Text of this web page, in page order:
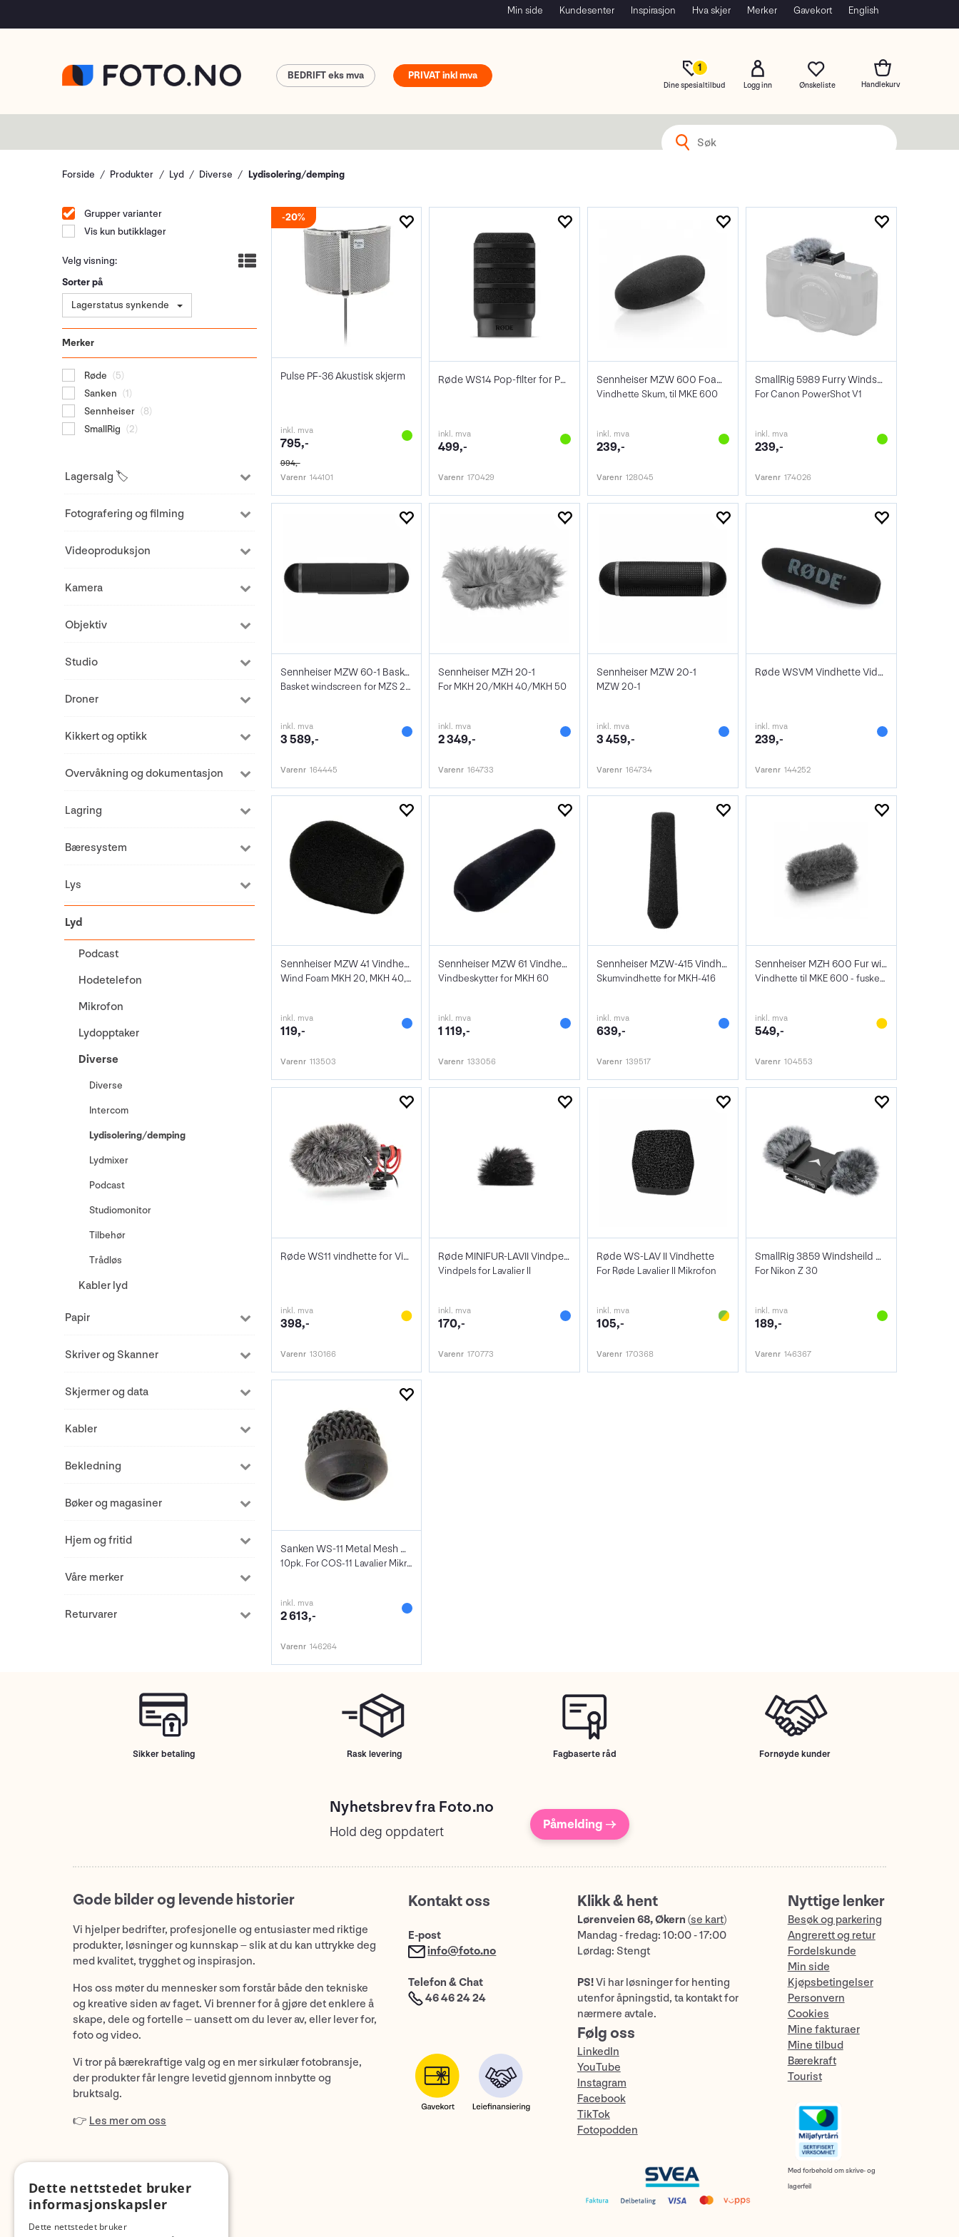
Min side Kundesenter Inspirasjon Hva skjer Merker Gavekort English
1
Dine spesialtilbud Logg inn
PRIVAT
BEDRIFT
Forside Produkter Lyd Diverse Lydisolering/demping
Grupper varianter
Vis kun butikklager
Velg visning:
Sorter på
Lagerstatus synkende
Merker
Røde (5)
Sanken (1)
Sennheiser (8)
SmallRig (2)
Lagersalg 🏷️
Fotografering og filming
Videoproduksjon
Kamera
Objektiv
Studio
Droner
Kikkert og optikk
Overvåkning og dokumentasjon
Lagring
Bæresystem
Lys
Lyd
Podcast
Hodetelefon
Mikrofon
Lydopptaker
Diverse
Diverse
Intercom
Lydisolering/demping
Lydmixer
Podcast
Studiomonitor
Tilbehør
Trådløs
Kabler lyd
Papir
Skriver og Skanner
Skjermer og data
Kabler
Bekledning
Bøker og magasiner
Hjem og fritid
Våre merker
Returvarer
20%
Pulse PF-36 Akustisk skjerm
inkl. mva
795,-
994,-
Varenr 144101
Røde WS14 Pop-filter for PodMic/PodMic
inkl. mva
499,-
Varenr 170429
Sennheiser MZW 600 Foam windshield
Vindhette Skum, til MKE 600
inkl. mva
239,-
Varenr 128045
SmallRig 5989 Furry Windscreen
For Canon PowerShot V1
inkl. mva
239,-
Varenr 174026
Sennheiser MZW 60-1 Basket Windshield
Basket windscreen for MZS 20-1
inkl. mva
3 589,-
Varenr 164445
Sennheiser MZH 20-1
For MKH 20/MKH 40/MKH 50
inkl. mva
2 349,-
Varenr 164733
Sennheiser MZW 20-1
MZW 20-1
inkl. mva
3 459,-
Varenr 164734
Røde WSVM Vindhette VideoMic/NTG1/NTG2
inkl. mva
239,-
Varenr 144252
Sennheiser MZW 41 Vindhette
Wind Foam MKH 20, MKH 40, MKH 50
inkl. mva
119,-
Varenr 113503
Sennheiser MZW 61 Vindhette
Vindbeskytter for MKH 60
inkl. mva
1 119,-
Varenr 133056
Sennheiser MZW-415 Vindhette
Skumvindhette for MKH-416
inkl. mva
639,-
Varenr 139517
Sennheiser MZH 600 Fur windshield
Vindhette til MKE 600 - fuskepels
inkl. mva
549,-
Varenr 104553
Røde WS11 vindhette for VideoMic NTG
inkl. mva
398,-
Varenr 130166
Røde MINIFUR-LAVII Vindpels
Vindpels for Lavalier II
inkl. mva
170,-
Varenr 170773
Røde WS-LAV II Vindhette
For Røde Lavalier II Mikrofon
inkl. mva
105,-
Varenr 170368
SmallRig 3859 Windsheild Cold Shoe Z30
For Nikon Z 30
inkl. mva
189,-
Varenr 146367
Sanken WS-11 Metal Mesh Windscreen
10pk. For COS-11 Lavalier Mikrofon
inkl. mva
2 613,-
Varenr 146264
Sikker betaling Rask levering Fagbaserte råd Fornøyde kunder
Nyhetsbrev fra Foto.no
Hold deg oppdatert Påmelding →
Gode bilder og levende historier
Vi hjelper bedrifter, profesjonelle og entusiaster med riktige
produkter, løsninger og kunnskap – slik at du kan uttrykke deg
med kvalitet, trygghet og inspirasjon.
Hos oss møter du mennesker som forstår både den tekniske
og kreative siden av faget. Vi brenner for å gjøre det enklere å
skape, dele og fortelle – uansett om du lever av, eller lever for,
foto og video.
Vi tror på bærekraftige valg og en mer sirkulær fotobransje,
der produkter får lengre levetid gjennom innbytte og
bruktsalg.
👉 Les mer om oss
Kontakt oss
E-post
info@foto.no
Telefon & Chat
46 46 24 24
Klikk & hent
Lørenveien 68, Økern (se kart)
Mandag - fredag: 10:00 - 17:00
Lørdag: Stengt
PS!Vi har løsninger for henting
utenfor åpningstid, ta kontakt for
nærmere avtale.
Følg oss
LinkedIn
YouTube
Instagram
Facebook
TikTok
Fotopodden
Nyttige lenker
Besøk og parkering
Angrerett og retur
Fordelskunde
Min side
Kjøpsbetingelser
Personvern
Cookies
Mine fakturaer
Mine tilbud
Bærekraft
Tourist
Med forbehold om skrive- og
lagerfeil
Dette nettstedet bruker
informasjonskapsler
Dette nettstedet bruker